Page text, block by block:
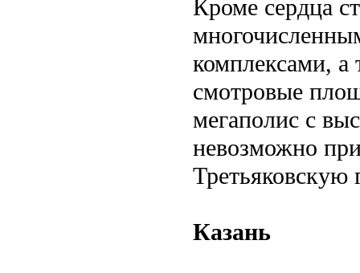
Кроме сердца
комплексами, а
смотровые
мегаполис с
невозможно
Третьяковскую
Казань